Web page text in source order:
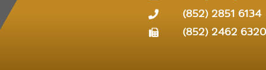
(852) 2851 6134
(852) 2462